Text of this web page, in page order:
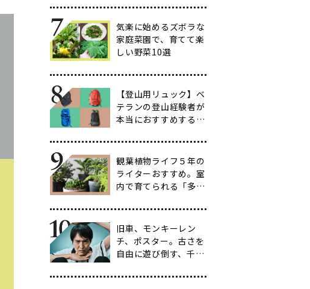
気楽に始めるズボラな
家庭菜園で、育てて楽
しい野菜10選
【登山用リュック】ベ
テランの登山経験者が
本当におすすめする容
選
観葉植物ライフ５年の
ライターおすすめ。室
内で育てられる「多肉
育て方も紹介】
旧車、モンキーレン
チ、ポスター。古さを
自由に遊び倒す、千原
ージ愛」